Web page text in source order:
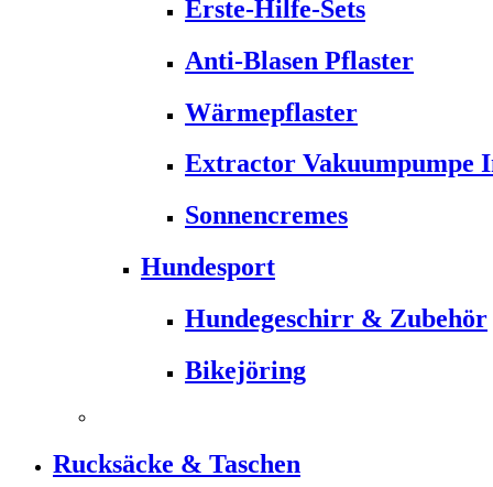
Erste-Hilfe-Sets
Anti-Blasen Pflaster
Wärmepflaster
Extractor Vakuumpumpe
Sonnencremes
Hundesport
Hundegeschirr & Zubehör
Bikejöring
Rucksäcke & Taschen